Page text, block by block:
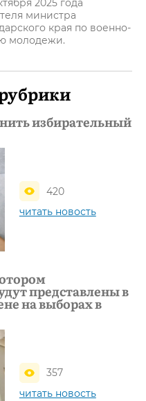
2025 года
министра
края по военно-
молодежи.
избирательный
420
читать новость
представлены в
на выборах в
357
читать новость